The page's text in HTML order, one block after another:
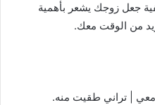
جعل زوجك يشعر بأهمية
من الوقت معك.
| تراني طقيت منه.